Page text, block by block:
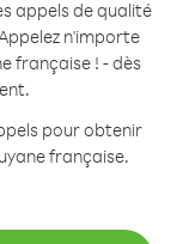
appels de qualité
n'importe
française ! - dès
pour obtenir
française.